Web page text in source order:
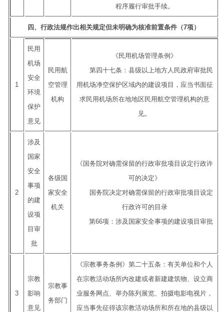
程序履行审批手续。
四、行政法规作出相关规定但未明确为核准前置条件（7项）
1
民用
机场
安全
环境
保护
意见
民用航
空管理
机构
《民用机场管理条例》
第四十七条：县级以上地方人民政府审批民
用机场净空保护区域内的建设项目，应当书面征
求民用机场所在地地区民用航空管理机构的意
见。
2
涉及
国家
安全
事项
的建
设项
目审
批
各级国
家安全
机关
《国务院对确需保留的行政审批项目设定行政许
可的决定》
国务院决定对确需保留的行政审批项目设定
行政许可的目录
第66项：涉及国家安全事项的建设项目审批
3
宗教
影响
意见
宗教事
务部门
《宗教事务条例》第二十五条：有关单位和个人
在宗教活动场所内改建或者新建建筑物、设立商
业服务网点、举办陈列展览、拍摄电影电视片，
应当事先征得该宗教活动场所和所在地的县级以